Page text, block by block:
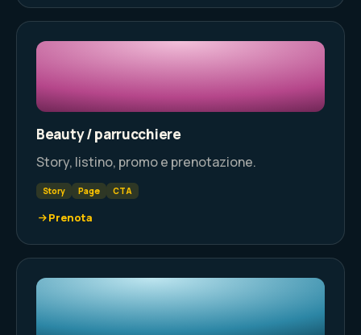
Beauty / parrucchiere
Story, listino, promo e prenotazione.
Story Page CTA
Prenota